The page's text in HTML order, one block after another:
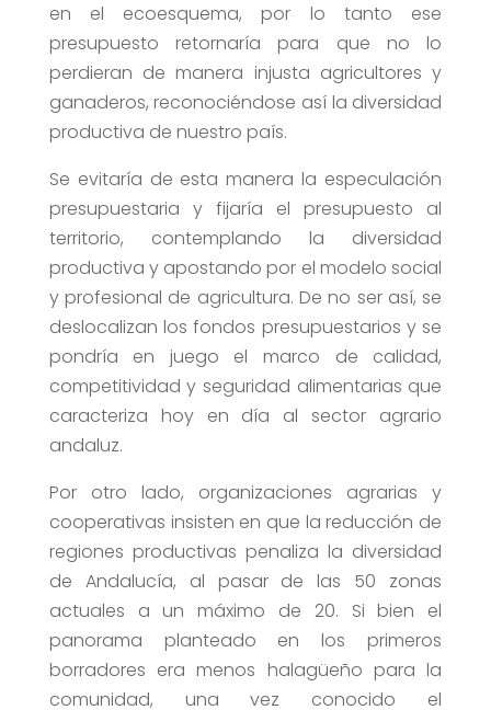
en el ecoesquema, por lo tanto ese
presupuesto retornaría para que no lo
perdieran de manera injusta agricultores y
ganaderos, reconociéndose así la diversidad
productiva de nuestro país.
Se evitaría de esta manera la especulación
presupuestaria y fijaría el presupuesto al
territorio, contemplando la diversidad
productiva y apostando por el modelo social
y profesional de agricultura. De no ser así, se
deslocalizan los fondos presupuestarios y se
pondría en juego el marco de calidad,
competitividad y seguridad alimentarias que
caracteriza hoy en día al sector agrario
andaluz.
Por otro lado, organizaciones agrarias y
cooperativas insisten en que la reducción de
regiones productivas penaliza la diversidad
de Andalucía, al pasar de las 50 zonas
actuales a un máximo de 20. Si bien el
panorama planteado en los primeros
borradores era menos halagüeño para la
comunidad, una vez conocido el